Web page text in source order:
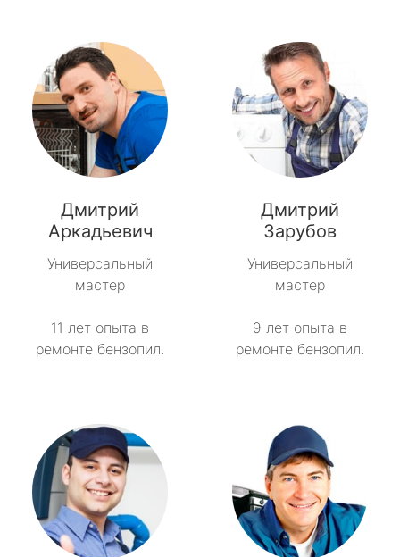
Дмитрий
Аркадьевич
Универсальный
мастер
11 лет опыта в
ремонте бензопил.
Дмитрий
Зарубов
Универсальный
мастер
9 лет опыта в
ремонте бензопил.